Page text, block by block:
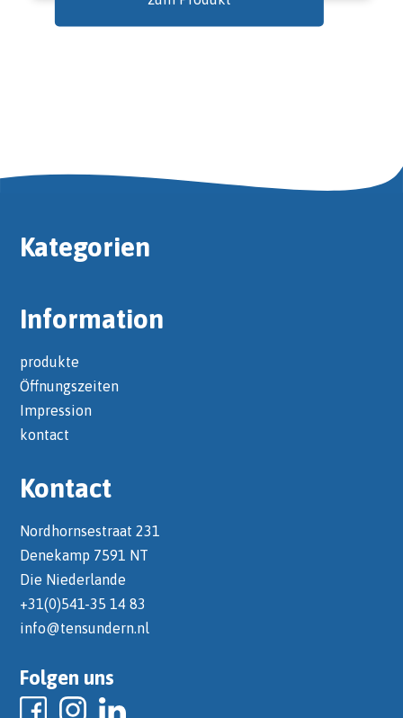
Kategorien
Information
produkte
Öffnungszeiten
Impression
kontact
Kontact
Nordhornsestraat 231
Denekamp 7591 NT
Die Niederlande
+31(0)541-35 14 83
info@tensundern.nl
Folgen uns